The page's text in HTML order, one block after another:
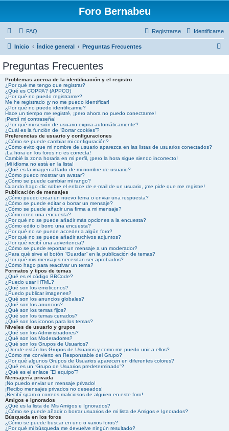
Foro Bernabeu
FAQ Identificarse
Registrarse
Inicio Índice general Preguntas Frecuentes
Preguntas Frecuentes
Problemas acerca de la identificación y el registro
¿Por qué me tengo que registrar?
¿Qué es COPPA? (APPCO)
¿Por qué no puedo registrarme?
Me he registrado ¡y no me puedo identificar!
¿Por qué no puedo identificarme?
Hace un tiempo me registré, ¡pero ahora no puedo conectarme!
¡Perdí mi contraseña!
¿Por qué mi sesión de usuario expira automáticamente?
¿Cuál es la función de “Borrar cookies”?
Preferencias de usuario y configuraciones
¿Cómo se puede cambiar mi configuración?
¿Cómo evito que mi nombre de usuario aparezca en las listas de usuarios conectados?
¡La hora en los foros no es correcta!
Cambié la zona horaria en mi perfil, ¡pero la hora sigue siendo incorrecto!
¡Mi idioma no está en la lista!
¿Qué es la imagen al lado de mi nombre de usuario?
¿Cómo puedo mostrar un avatar?
¿Cómo se puede cambiar mi rango?
Cuando hago clic sobre el enlace de e-mail de un usuario, ¡me pide que me registre!
Publicación de mensajes
¿Cómo puedo crear un nuevo tema o enviar una respuesta?
¿Cómo se puede editar o borrar un mensaje?
¿Cómo se puede añadir una firma a mi mensaje?
¿Cómo creo una encuesta?
¿Por qué no se puede añadir más opciones a la encuesta?
¿Cómo edito o borro una encuesta?
¿Por qué no se puede acceder a algún foro?
¿Por qué no se puede añadir archivos adjuntos?
¿Por qué recibí una advertencia?
¿Cómo se puede reportar un mensaje a un moderador?
¿Para qué sirve el botón “Guardar” en la publicación de temas?
¿Por qué mis mensajes necesitan ser aprobados?
¿Cómo hago para reactivar un tema?
Formatos y tipos de temas
¿Qué es el código BBCode?
¿Puedo usar HTML?
¿Qué son los emoticonos?
¿Puedo publicar imagenes?
¿Qué son los anuncios globales?
¿Qué son los anuncios?
¿Qué son los temas fijos?
¿Qué son los temas cerrados?
¿Qué son los iconos para los temas?
Niveles de usuario y grupos
¿Qué son los Administradores?
¿Qué son los Moderadores?
¿Qué son los Grupos de Usuarios?
¿Donde están los Grupos de Usuarios y como me puedo unir a ellos?
¿Cómo me convierto en Responsable del Grupo?
¿Por qué algunos Grupos de Usuarios aparecen en diferentes colores?
¿Qué es un “Grupo de Usuarios predeterminado”?
¿Qué es el enlace “El equipo”?
Mensajería privada
¡No puedo enviar un mensaje privado!
¡Recibo mensajes privados no deseados!
¡Recibí spam o correos maliciosos de alguien en este foro!
Amigos e Ignorados
¿Qué es la lista de Mis Amigos e Ignorados?
¿Cómo se puede añadir o borrar usuarios de mi lista de Amigos e Ignorados?
Búsqueda en los foros
¿Cómo se puede buscar en uno o varios foros?
¿Por qué mi búsqueda me devuelve ningún resultado?